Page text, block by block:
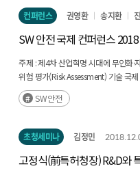
컨퍼런스 권영환 송지환
SW 안전 국제 컨퍼런스
주제 :제4차 산업혁명 시대에 무인화
위험 평가(Risk Assessment) 기술 국
및 논의
일시 :2018년 11월 29일(목)
SW안전
초청세미나 김정민
고정식(前특허청장) R&D와